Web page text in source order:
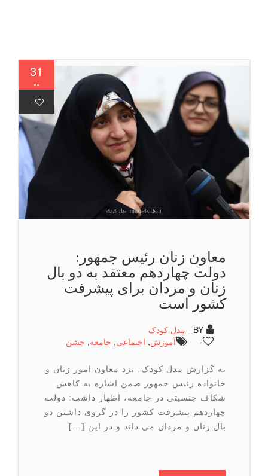
31
معاون زنان رئیس جمهور:
دولت چهاردهم معتقد به دو بال
زنان و مردان برای پیشرفت
کشور است
مدل کودک
آموزش,اجتماعی ,جامعه ,جشن
به گزارش مدل کودک، یزد معاون امور زنان و
خانواده رئیس جمهور ضمن اشاره به کاهش
شکاف جنسیتی در جامعه، اظهار داشت: دولت
چهاردهم پیشرفت کشور را در گروی داشتن دو
بال زنان و مردان می داند و در این […]